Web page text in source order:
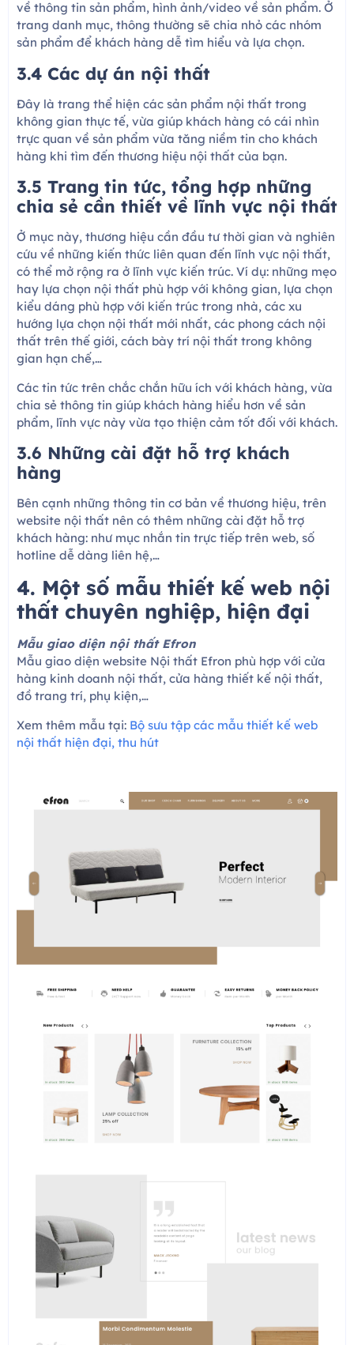
về thông tin sản phẩm, hình ảnh/video về sản phẩm. Ở
trang danh mục, thông thường sẽ chia nhỏ các nhóm
sản phẩm để khách hàng dễ tìm hiểu và lựa chọn.
3.4 Các dự án nội thất
Đây là trang thể hiện các sản phẩm nội thất trong
không gian thực tế, vừa giúp khách hàng có cái nhìn
trực quan về sản phẩm vừa tăng niềm tin cho khách
hàng khi tìm đến thương hiệu nội thất của bạn.
3.5 Trang tin tức, tổng hợp những
chia sẻ cần thiết về lĩnh vực nội thất
Ở mục này, thương hiệu cần đầu tư thời gian và nghiên
cứu về những kiến thức liên quan đến lĩnh vực nội thất,
có thể mở rộng ra ở lĩnh vực kiến trúc. Ví dụ: những mẹo
hay lựa chọn nội thất phù hợp với không gian, lựa chọn
kiểu dáng phù hợp với kiến trúc trong nhà, các xu
hướng lựa chọn nội thất mới nhất, các phong cách nội
thất trên thế giới, cách bày trí nội thất trong không
gian hạn chế,…
Các tin tức trên chắc chắn hữu ích với khách hàng, vừa
chia sẻ thông tin giúp khách hàng hiểu hơn về sản
phẩm, lĩnh vực này vừa tạo thiện cảm tốt đối với khách.
3.6 Những cài đặt hỗ trợ khách
hàng
Bên cạnh những thông tin cơ bản về thương hiệu, trên
website nội thất nên có thêm những cài đặt hỗ trợ
khách hàng: như mục nhắn tin trực tiếp trên web, số
hotline dễ dàng liên hệ,…
4. Một số mẫu thiết kế web nội
thất chuyên nghiệp, hiện đại
Mẫu giao diện nội thất Efron
Mẫu giao diện website Nội thất Efron phù hợp với cửa
hàng kinh doanh nội thất, cửa hàng thiết kế nội thất,
đồ trang trí, phụ kiện,…
Xem thêm mẫu tại: Bộ sưu tập các mẫu thiết kế web
nội thất hiện đại, thu hút